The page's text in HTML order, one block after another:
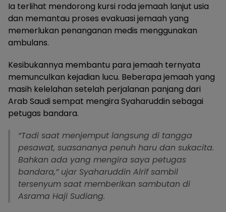
Ia terlihat mendorong kursi roda jemaah lanjut usia
dan memantau proses evakuasi jemaah yang
memerlukan penanganan medis menggunakan
ambulans.
Kesibukannya membantu para jemaah ternyata
memunculkan kejadian lucu. Beberapa jemaah yang
masih kelelahan setelah perjalanan panjang dari
Arab Saudi sempat mengira Syaharuddin sebagai
petugas bandara.
“Tadi saat menjemput langsung di tangga
pesawat, suasananya penuh haru dan sukacita.
Bahkan ada yang mengira saya petugas
bandara,” ujar Syaharuddin Alrif sambil
tersenyum saat memberikan sambutan di
Asrama Haji Sudiang.